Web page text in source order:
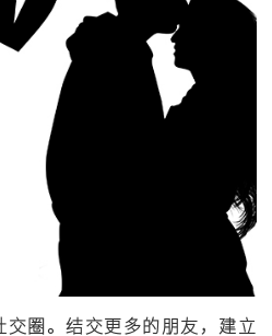
圈。结交更多的朋友，建立